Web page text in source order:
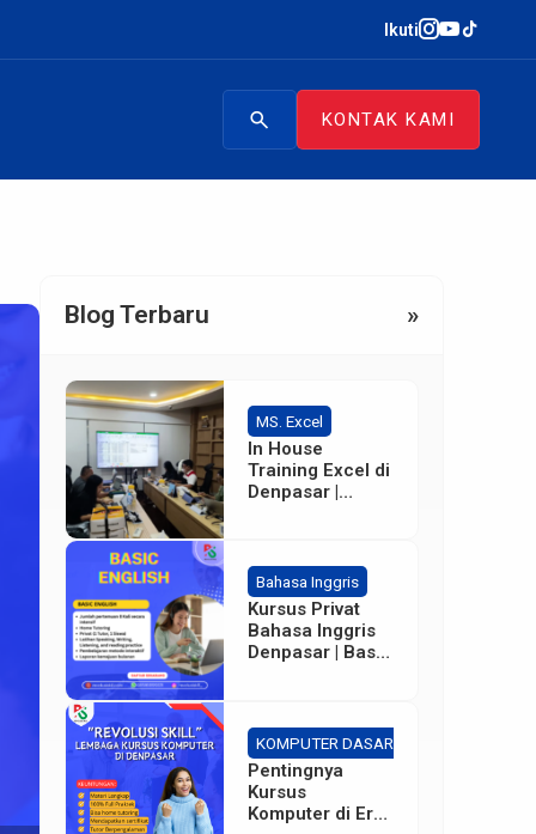
Ikuti
search KONTAK KAMI
Blog Terbaru »
MS. Excel
In House
Training Excel di
Denpasar |
Bahasa Inggris
Kursus Privat
Bahasa Inggris
Denpasar | Basic
KOMPUTER DASAR
Pentingnya
Kursus
Komputer di Era